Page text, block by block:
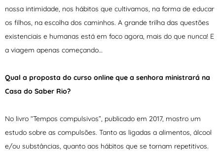
nossa intimidade, nos hábitos que cultivamos, na forma de educar
os filhos, na escolha dos caminhos. A grande trilha das questões
existenciais e humanas está em foco agora, mais do que nunca! E
a viagem apenas começando…
Qual a proposta do curso online que a senhora ministrará na
Casa do Saber Rio?
No livro “Tempos compulsivos”, publicado em 2017, mostro um
estudo sobre as compulsões. Tanto as ligadas a alimentos, álcool
e/ou substâncias, quanto aos hábitos que se tornam repetitivos.